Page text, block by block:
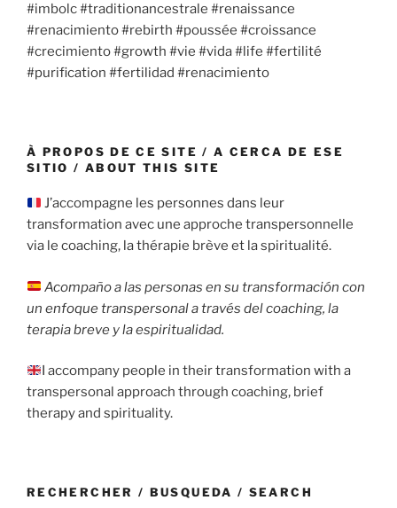
#imbolc #traditionancestrale #renaissance
#renacimiento #rebirth #poussée #croissance
#crecimiento #growth #vie #vida #life #fertilité
#purification #fertilidad #renacimiento
À PROPOS DE CE SITE / A CERCA DE ESE
SITIO / ABOUT THIS SITE
J’accompagne les personnes dans leur
transformation avec une approche transpersonnelle
via le coaching, la thérapie brève et la spiritualité.
Acompaño a las personas en su transformación con
un enfoque transpersonal a través del coaching, la
terapia breve y la espiritualidad.
I accompany people in their transformation with a
transpersonal approach through coaching, brief
therapy and spirituality.
RECHERCHER / BUSQUEDA / SEARCH